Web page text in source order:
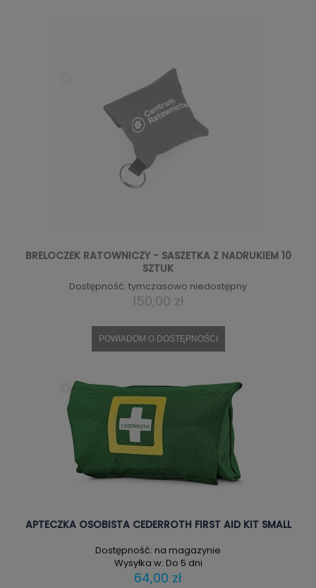
BRELOCZEK RATOWNICZY - SASZETKA Z NADRUKIEM 10
SZTUK
Dostępność: tymczasowo niedostępny
150,00 zł
POWIADOM O DOSTĘPNOŚCI
APTECZKA OSOBISTA CEDERROTH FIRST AID KIT SMALL
Dostępność: na magazynie
Wysyłka w: Do 5 dni
64,00 zł